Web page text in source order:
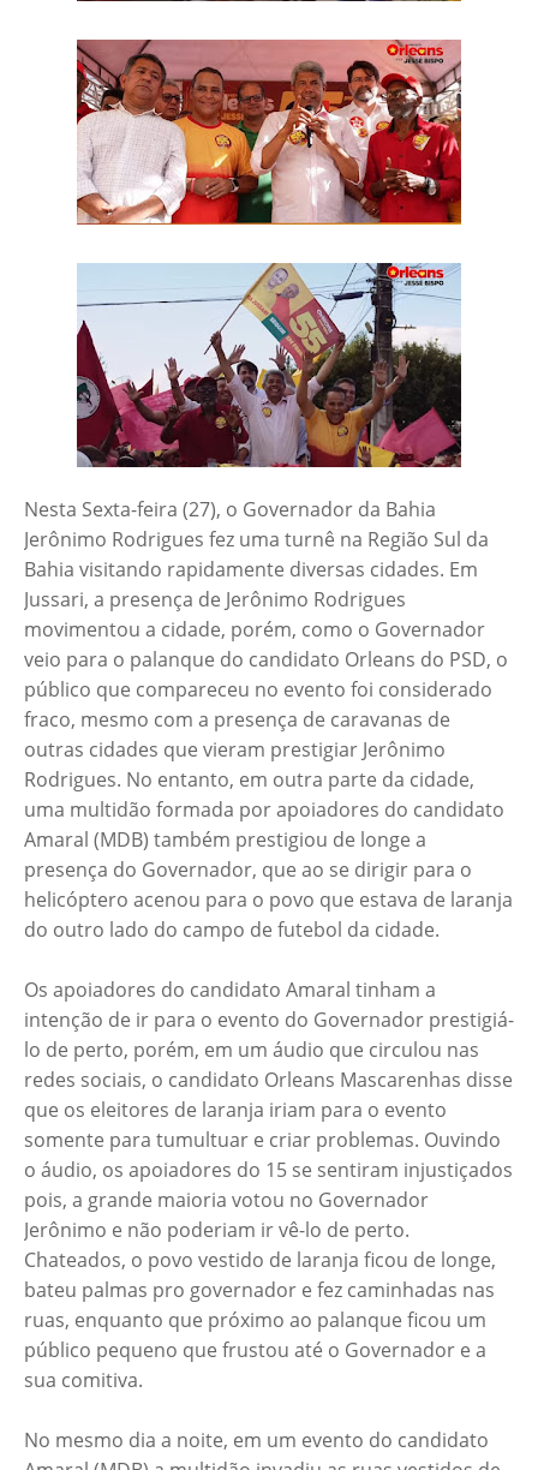
Nesta Sexta-feira (27), o Governador da Bahia
Jerônimo Rodrigues fez uma turnê na Região Sul da
Bahia visitando rapidamente diversas cidades. Em
Jussari, a presença de Jerônimo Rodrigues
movimentou a cidade, porém, como o Governador
veio para o palanque do candidato Orleans do PSD, o
público que compareceu no evento foi considerado
fraco, mesmo com a presença de caravanas de
outras cidades que vieram prestigiar Jerônimo
Rodrigues. No entanto, em outra parte da cidade,
uma multidão formada por apoiadores do candidato
Amaral (MDB) também prestigiou de longe a
presença do Governador, que ao se dirigir para o
helicóptero acenou para o povo que estava de laranja
do outro lado do campo de futebol da cidade.
Os apoiadores do candidato Amaral tinham a
intenção de ir para o evento do Governador prestigiá-
lo de perto, porém, em um áudio que circulou nas
redes sociais, o candidato Orleans Mascarenhas disse
que os eleitores de laranja iriam para o evento
somente para tumultuar e criar problemas. Ouvindo
o áudio, os apoiadores do 15 se sentiram injustiçados
pois, a grande maioria votou no Governador
Jerônimo e não poderiam ir vê-lo de perto.
Chateados, o povo vestido de laranja ficou de longe,
bateu palmas pro governador e fez caminhadas nas
ruas, enquanto que próximo ao palanque ficou um
público pequeno que frustou até o Governador e a
sua comitiva.
No mesmo dia a noite, em um evento do candidato